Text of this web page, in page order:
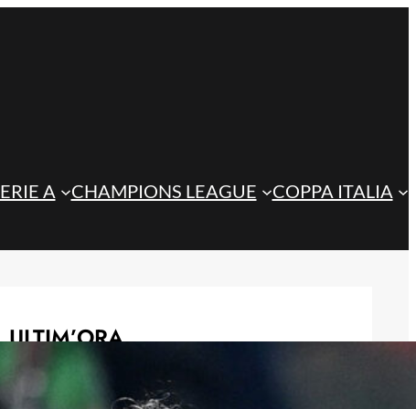
A CHAMPIONS LEAGUE
COPPA ITALIA
ULTIM’ORA
vola in finale al Memorial Seghedoni